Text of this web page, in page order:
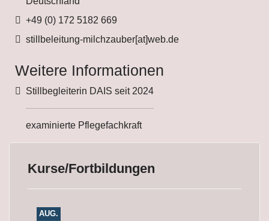
Telefon
+49 (0) 172 5182 669
Fax
stillbeleitung-milchzauber[at]web.de
Weitere Informationen
Weitere Informationen
Stillbegleiterin DAIS seit 2024
examinierte Pflegefachkraft
Kurse/Fortbildungen
AUG.